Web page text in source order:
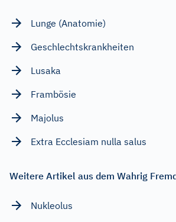
Lunge (Anatomie)
Geschlechtskrankheiten
Lusaka
Frambösie
Majolus
Extra Ecclesiam nulla salus
Weitere Artikel aus dem Wahrig
Nukleolus